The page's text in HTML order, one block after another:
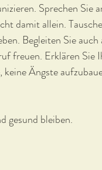
Sprechen Sie
damit allein.
Begleiten Sie auch
freuen. Erklären Sie
Ängste
gesund bleiben.